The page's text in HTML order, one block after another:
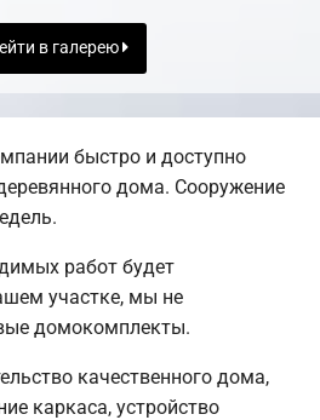
в галерею
быстро и доступно
дома. Сооружение
работ будет
участке, мы не
домокомплекты.
качественного дома,
каркаса, устройство